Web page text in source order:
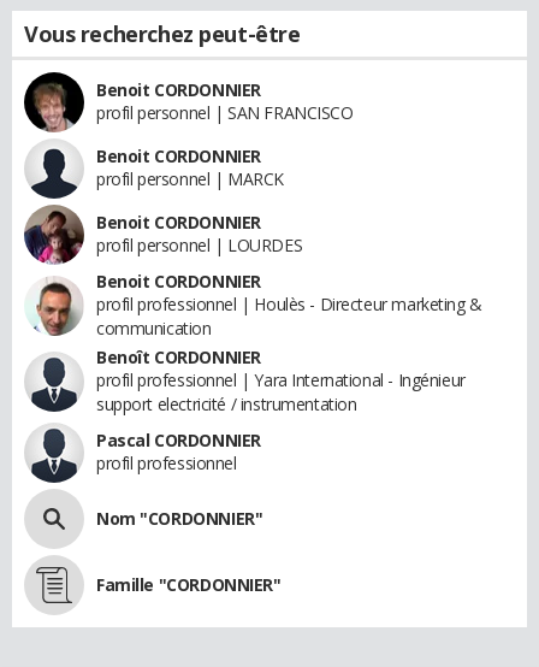
Vous recherchez peut-être
Benoit CORDONNIER
profil personnel | SAN FRANCISCO
Benoit CORDONNIER
profil personnel | MARCK
Benoit CORDONNIER
profil personnel | LOURDES
Benoit CORDONNIER
profil professionnel | Houlès - Directeur marketing &
communication
Benoît CORDONNIER
profil professionnel | Yara International - Ingénieur
support electricité / instrumentation
Pascal CORDONNIER
profil professionnel
Nom "CORDONNIER"
Famille "CORDONNIER"